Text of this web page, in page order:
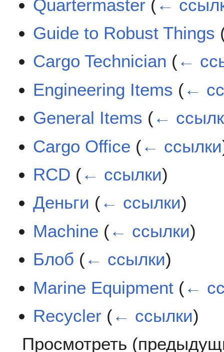
Quartermaster (←
Guide to Robust Things
Cargo Technician (←
Engineering Items (←
General Items (←
Cargo Office (← ссылки
RCD (← ссылки)
Деньги (← ссылки)
Machine (← ссылки)
Блоб (← ссылки)
Marine Equipment (←
Recycler (← ссылки)
Просмотреть (